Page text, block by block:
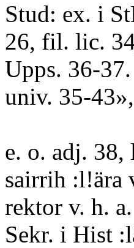
Stud: ex. i
26, fil. lic.
Upps. 36-
univ. 35-
e. o. adj.
sairrih :l!ära
rektor v. h.
Sekr. i Hist